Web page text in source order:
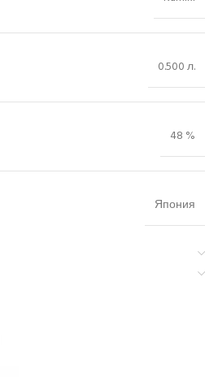
0.500 л.
48 %
Япония